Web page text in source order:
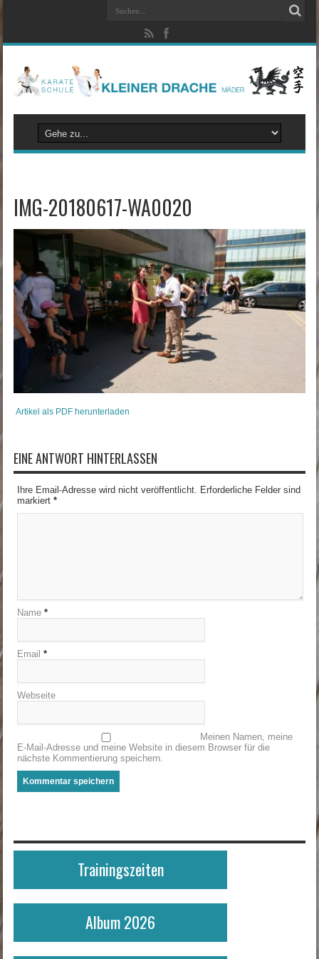
IMG-20180617-WA0020
Artikel als PDF herunterladen
EINE ANTWORT HINTERLASSEN
Ihre Email-Adresse wird nicht veröffentlicht. Erforderliche Felder sind
markiert *
Name *
Email *
Webseite
Meinen Namen, meine
E-Mail-Adresse und meine Website in diesem Browser für die
nächste Kommentierung speichern.
Trainingszeiten
Album 2026